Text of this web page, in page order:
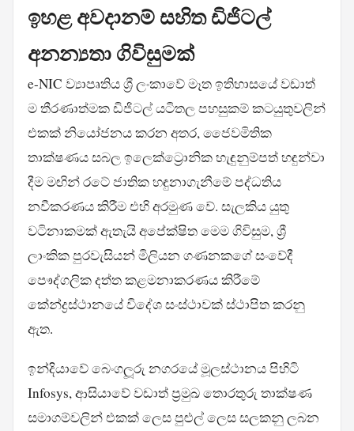
ඉහළ අවදානම් සහිත ඩිජිටල්
අනන්‍යතා ගිවිසුමක්
e-NIC ව්‍යාපෘතිය ශ්‍රී ලංකාවේ මෑත ඉතිහාසයේ වඩාත්
ම තීරණාත්මක ඩිජිටල් යටිතල පහසුකම් කටයුතුවලින්
එකක් නියෝජනය කරන අතර, ජෛවමිතික
තාක්ෂණය සබල ඉලෙක්ට්‍රොනික හැඳුනුම්පත් හඳුන්වා
දීම මඟින් රටේ ජාතික හඳුනාගැනීමේ පද්ධතිය
නවීකරණය කිරීම එහි අරමුණ වේ. සැලකිය යුතු
වටිනාකමක් ඇතැයි අපේක්ෂිත මෙම ගිවිසුම, ශ්‍රී
ලාංකික පුරවැසියන් මිලියන ගණනකගේ සංවේදී
පෞද්ගලික දත්ත කළමනාකරණය කිරීමේ
කේන්ද්‍රස්ථානයේ විදේශ සංස්ථාවක් ස්ථාපිත කරනු
ඇත.
ඉන්දියාවේ බෙංගලූරු නගරයේ මූලස්ථානය පිහිටි
Infosys, ආසියාවේ වඩාත් ප්‍රමුඛ තොරතුරු තාක්ෂණ
සමාගම්වලින් එකක් ලෙස පුළුල් ලෙස සලකනු ලබන